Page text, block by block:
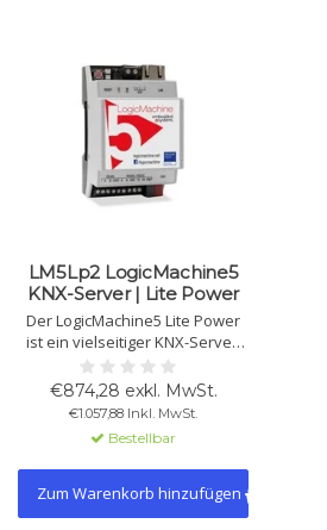
LM5Lp2 LogicMachine5
KNX-Server | Lite Power
Der LogicMachine5 Lite Power
ist ein vielseitiger KNX-Server,
der als Gateway, Logik-Engine
und Visualisierungsplattform
dient. Unterstützt KNX, Modbus,
BACnet u. a., mit Cloud-
Integration, Sprachsteuerung
und KNX IP-Router.
€874,28 exkl. MwSt.
€1.057,88 Inkl. MwSt.
Bestellbar
Zum Warenkorb hinzufügen